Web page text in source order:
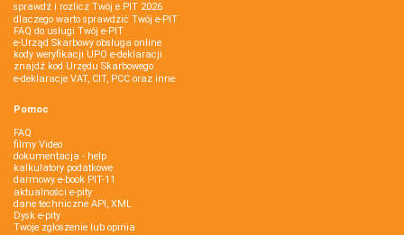
sprawdź i rozlicz Twój e PIT 2026
dlaczego warto sprawdzić Twój e-PIT
FAQ do usługi Twój e-PIT
e-Urząd Skarbowy obsługa online
kody weryfikacji UPO e-deklaracji
znajdź kod Urzędu Skarbowego
e-deklaracje VAT, CIT, PCC oraz inne
Pomoc
FAQ
filmy Video
dokumentacja - help
kalkulatory podatkowe
darmowy e-book PIT-11
aktualności e-pity
dane techniczne API, XML
Dysk e-pity
Twoje zgłoszenie lub opinia